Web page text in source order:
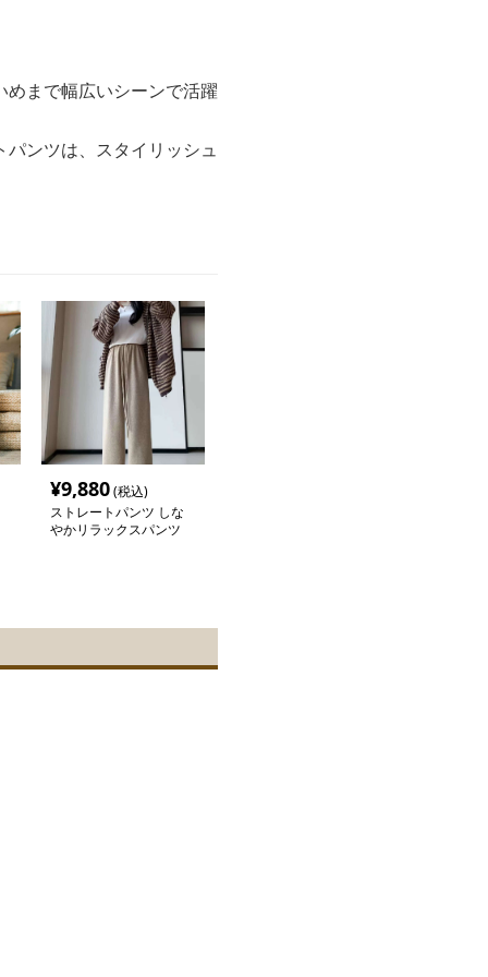
まで幅広いシーンで活躍
ンツは、スタイリッシュ
¥9,880(税込)
ストレートパンツ しな
やかリラックスパンツ